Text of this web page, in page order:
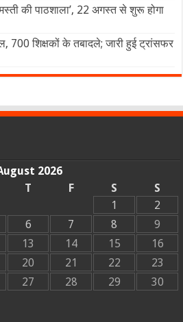
की पाठशाला’, 22 अगस्त से शुरू होगा
700 शिक्षकों के तबादले; जारी हुई ट्रांसफर
2026
T F S
S
1
2
6 7 8
9
13 14 15
16
20 21 22
23
27 28 29
30